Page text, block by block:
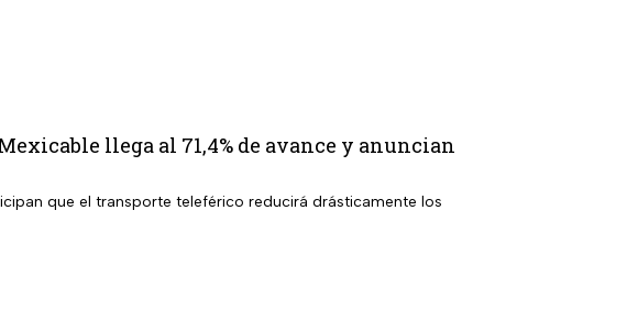
llega al 71,4% de avance y anuncian
que el transporte teleférico reducirá drásticamente los